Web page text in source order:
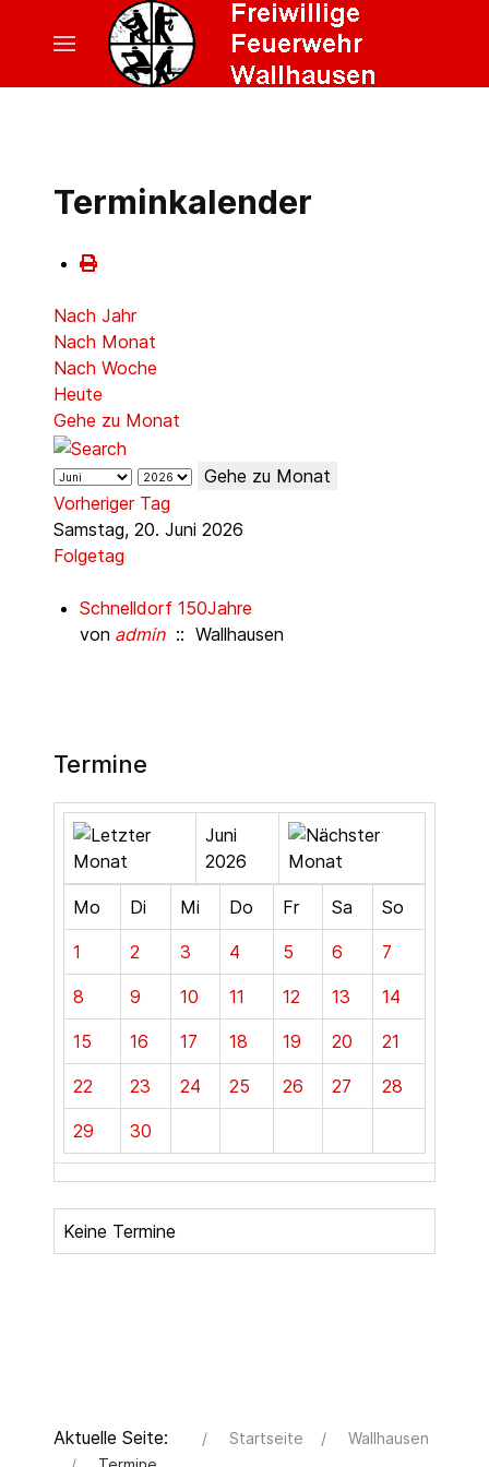
Terminkalender
Nach Jahr
Nach Monat
Nach Woche
Heute
Gehe zu Monat
Gehe zu Monat
Vorheriger Tag
Samstag, 20. Juni 2026
Folgetag
Schnelldorf 150Jahre
von admin:: Wallhausen
Termine
Juni
2026
Mo Di Mi Do Fr Sa So
1 2 3 4 5 6 7
8 9 10 11 12 13 14
15 16 17 18 19 20 21
22 23 24 25 26 27 28
29 30
Keine Termine
Aktuelle Seite: Startseite
Wallhausen